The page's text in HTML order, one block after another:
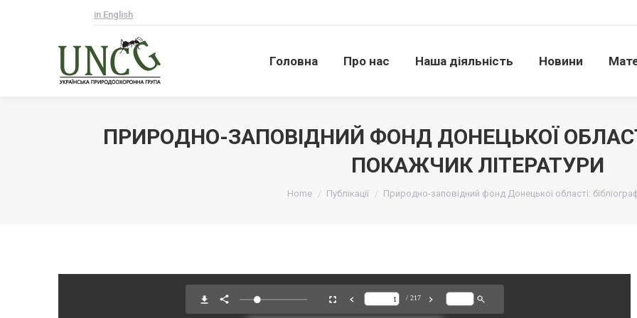
in English
Головна Про нас Наша діяльність Новини
ПРИРОДНО-ЗАПОВІДНИЙ ФОНД ДОНЕЦЬКОЇ
ПОКАЖЧИК ЛІТЕРАТУРИ
Home Публікації Природно-заповідний фонд Донецької області:
Головна Про нас Наша діяльність Новини